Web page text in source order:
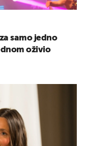
samo jedno
oživio